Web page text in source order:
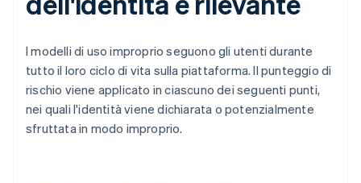
I modelli di uso improprio seguono gli utenti durante
tutto il loro ciclo di vita sulla piattaforma. Il punteggio di
rischio viene applicato in ciascuno dei seguenti punti,
nei quali l'identità viene dichiarata o potenzialmente
sfruttata in modo improprio.